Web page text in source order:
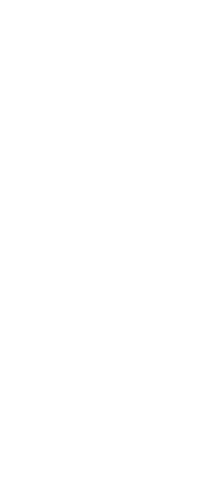
多书了，现在需要通过
得把找一个字段来设置
面提到的一样，一般
选择了书名（假设我们
名，也就是英文的，但
代码（这里就不再借用
Field